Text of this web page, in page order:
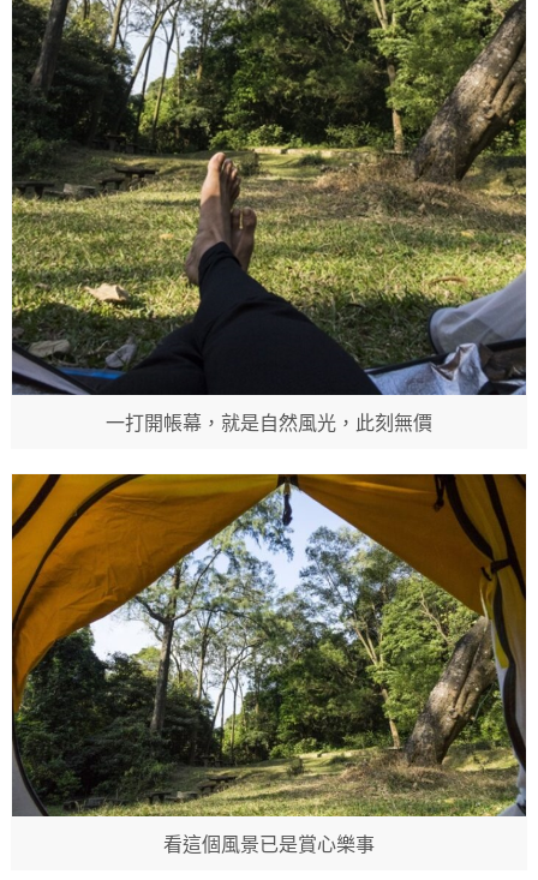
一打開帳幕，就是自然風光，此刻無價
看這個風景已是賞心樂事